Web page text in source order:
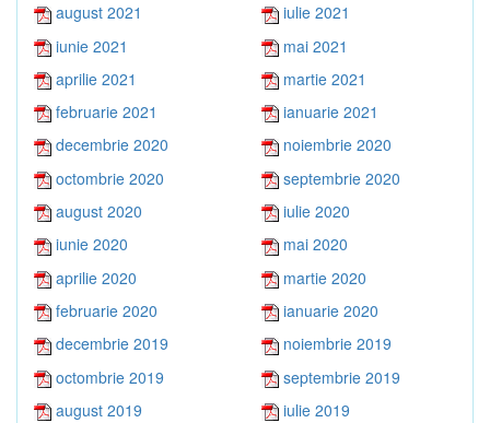
august 2021
iulie 2021
iunie 2021
mai 2021
aprilie 2021
martie 2021
februarie 2021
ianuarie 2021
decembrie 2020
noiembrie 2020
octombrie 2020
septembrie 2020
august 2020
iulie 2020
iunie 2020
mai 2020
aprilie 2020
martie 2020
februarie 2020
ianuarie 2020
decembrie 2019
noiembrie 2019
octombrie 2019
septembrie 2019
august 2019
iulie 2019